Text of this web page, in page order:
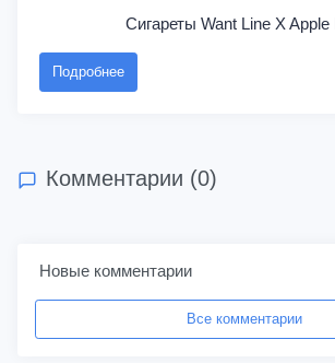
Сигареты Want Line X Apple
Подробнее
Комментарии (0)
Новые комментарии
Все комментарии